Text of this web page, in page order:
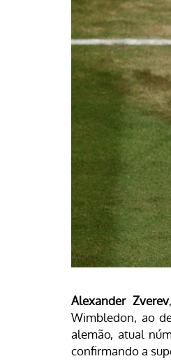
Alexander Zverev
Wimbledon, ao
alemão, atual
confirmando a